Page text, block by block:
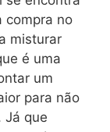
compra no
misturar
é uma
um
para não
Já que